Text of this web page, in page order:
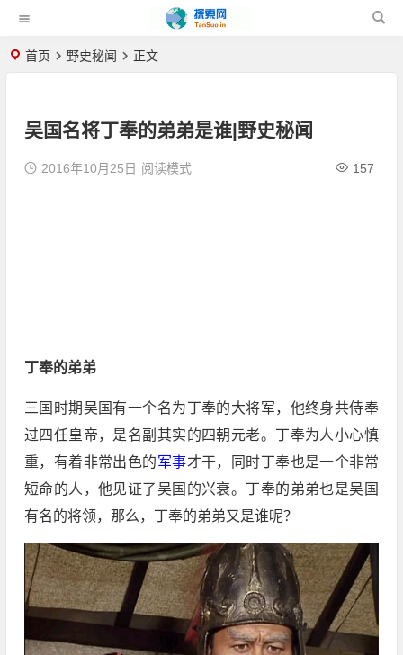
首页 野史秘闻 正文
吴国名将丁奉的弟弟是谁|野史秘闻
2016年10月25日 157
阅读模式
丁奉的弟弟
三国时期吴国有一个名为丁奉的大将军，他终身共侍奉
过四任皇帝，是名副其实的四朝元老。丁奉为人小心慎
重，有着非常出色的军事才干，同时丁奉也是一个非常
短命的人，他见证了吴国的兴衰。丁奉的弟弟也是吴国
有名的将领，那么，丁奉的弟弟又是谁呢？